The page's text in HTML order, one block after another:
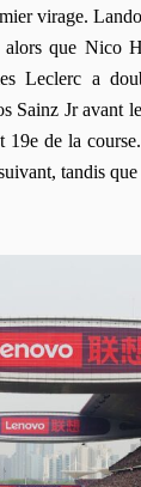
virage.
que Nico
Leclerc a
Sainz Jr avant
19e de la
tandis